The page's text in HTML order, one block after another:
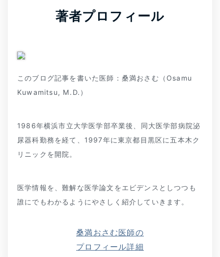
著者プロフィール
このブログ記事を書いた医師：桑満おさむ（Osamu
Kuwamitsu, M.D.）
1986年横浜市立大学医学部卒業後、同大医学部病院泌
尿器科勤務を経て、1997年に東京都目黒区に五本木ク
リニックを開院。
医学情報を、難解な医学論文をエビデンスとしつつも
誰にでもわかるようにやさしく紹介していきます。
桑満おさむ医師の
プロフィール詳細